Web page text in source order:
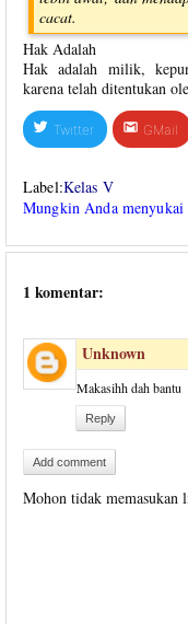
cacat.
Hak Adalah
Hak adalah milik,
karena telah ditentukan
Twitter GMail
Label:Kelas V
Mungkin Anda
1 komentar:
Unknown
Makasihh dah bantu
Reply
Add comment
Mohon tidak memasukan